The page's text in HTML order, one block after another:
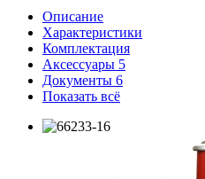
Описание
Характеристики
Комплектация
Аксессуары 5
Документы 6
Показать всё